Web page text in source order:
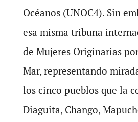
Océanos (UNOC4). Sin
esa misma tribuna
de Mujeres Originarias
Mar, representando
los cinco pueblos que la
Diaguita, Chango,